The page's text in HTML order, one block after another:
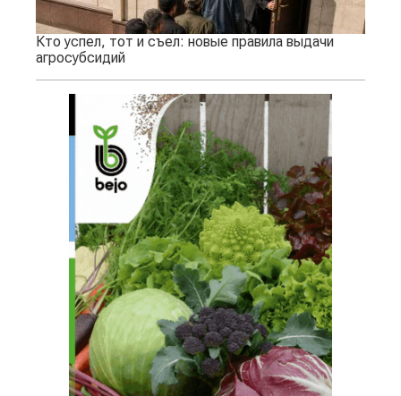
Кто успел, тот и съел: новые правила выдачи
агросубсидий